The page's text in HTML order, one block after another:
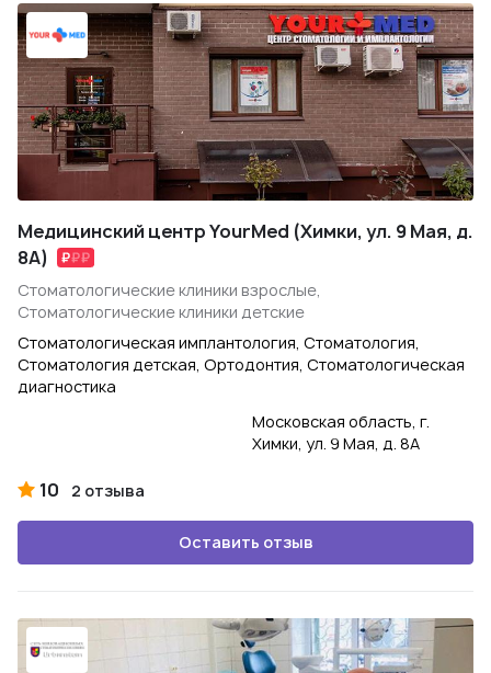
Медицинский центр YourMed (Химки, ул. 9 Мая, д.
8А)
Стоматологические клиники взрослые,
Стоматологические клиники детские
Стоматологическая имплантология, Стоматология,
Стоматология детская, Ортодонтия, Стоматологическая
диагностика
Московская область, г.
Химки, ул. 9 Мая, д. 8А
10 2 отзыва
Оставить отзыв